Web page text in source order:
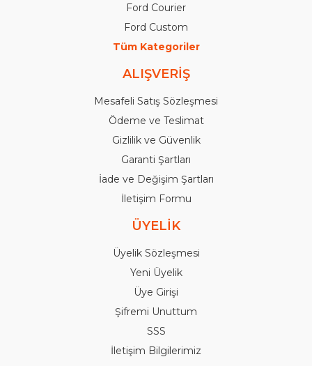
Ford Courier
Ford Custom
Tüm Kategoriler
ALIŞVERİŞ
Mesafeli Satış Sözleşmesi
Ödeme ve Teslimat
Gizlilik ve Güvenlik
Garanti Şartları
İade ve Değişim Şartları
İletişim Formu
ÜYELİK
Üyelik Sözleşmesi
Yeni Üyelik
Üye Girişi
Şifremi Unuttum
SSS
İletişim Bilgilerimiz